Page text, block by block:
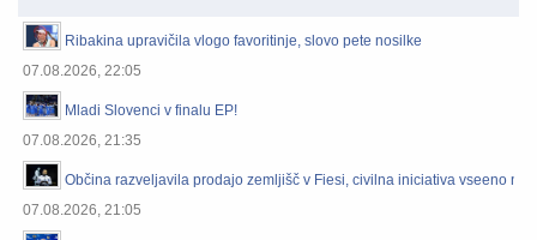
Ribakina upravičila vlogo favoritinje, slovo pete nosilke
07.08.2026, 22:05
Mladi Slovenci v finalu EP!
07.08.2026, 21:35
Občina razveljavila prodajo zemljišč v Fiesi, civilna iniciativa vseeno ni
07.08.2026, 21:05